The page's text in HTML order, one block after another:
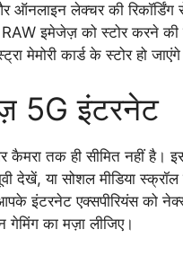
लेक्चर की
RAW इमेजेज़ को स्टोर करने की
मेमोरी कार्ड के स्टोर हो
5G इंटरनेट
तक ही सीमित नहीं है।
या सोशल मीडिया स्क्रॉल
इंटरनेट एक्सपीरियंस को
का मज़ा लीजिए।